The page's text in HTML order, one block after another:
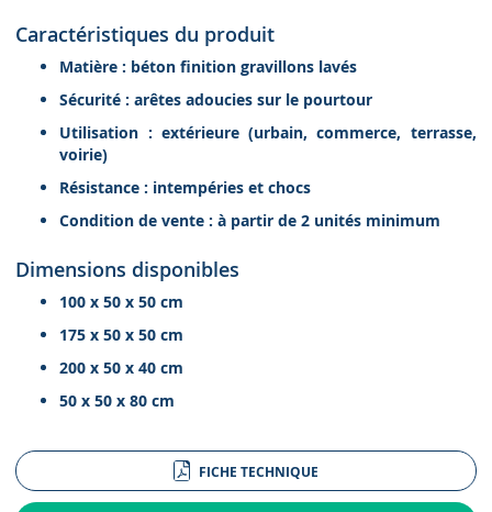
Caractéristiques du produit
Matière : béton finition gravillons lavés
Sécurité : arêtes adoucies sur le pourtour
Utilisation : extérieure (urbain, commerce, terrasse,
voirie)
Résistance : intempéries et chocs
Condition de vente : à partir de 2 unités minimum
Dimensions disponibles
100 x 50 x 50 cm
175 x 50 x 50 cm
200 x 50 x 40 cm
50 x 50 x 80 cm
FICHE TECHNIQUE